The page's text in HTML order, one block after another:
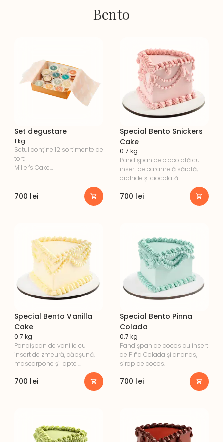
Bento
Set degustare
1 kg
Setul conține 12 sortimente de
tort:
Miller's Cake
Carrot Cake
Piña Colada
Red Velvet
Snickers Cake
700 lei
Special Bento Snickers
Cake
0.7 kg
Pandișpan de ciocolată cu
insert de caramelă sărată,
arahide și ciocolată.
700 lei
Special Bento Vanilla
Cake
0.7 kg
Pandișpan de vanilie cu
insert de zmeură, căpșună,
mascarpone și lapte
700 lei
Special Bento Pinna
Colada
0.7 kg
Pandișpan de cocos cu insert
de Piña Colada și ananas,
sirop de cocos.
700 lei